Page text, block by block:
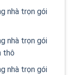
nhà trọn gói
nhà trọn gói
thô
nhà trọn gói